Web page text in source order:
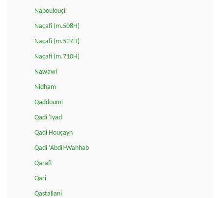
Naboulouçi
Naçafi (m.508H)
Naçafi (m.537H)
Naçafi (m.710H)
Nawawi
Nidham
Qaddoumi
Qadi 'Iyad
Qadi Houçayn
Qadi ‘Abdil-Wahhab
Qarafi
Qari
Qastallani